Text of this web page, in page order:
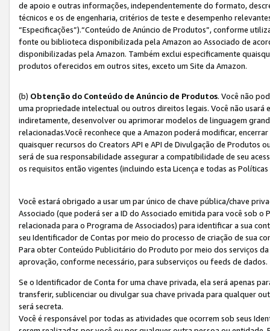
de apoio e outras informações, independentemente do formato,
técnicos e os de engenharia, critérios de teste e desempenho
“Especificações”).“Conteúdo de Anúncio de Produtos”, conforme
fonte ou biblioteca disponibilizada pela Amazon ao Associado de
disponibilizadas pela Amazon. Também exclui especificamente
produtos oferecidos em outros sites, exceto um Site da Amazon.
(b) Obtenção do Conteúdo de Anúncio de Produtos. Você não
uma propriedade intelectual ou outros direitos legais. Você não
indiretamente, desenvolver ou aprimorar modelos de linguagem
relacionadas.Você reconhece que a Amazon poderá modificar,
quaisquer recursos do Creators API e API de Divulgação de Produtos
será de sua responsabilidade assegurar a compatibilidade de seu
os requisitos então vigentes (incluindo esta Licença e todas as
Você estará obrigado a usar um par único de chave pública/chave
Associado (que poderá ser a ID do Associado emitida para você sob
relacionada para o Programa de Associados) para identificar a sua
seu Identificador de Contas por meio do processo de criação de sua
Para obter Conteúdo Publicitário do Produto por meio dos serviços
aprovação, conforme necessário, para subserviços ou feeds de dados.
Se o Identificador de Conta for uma chave privada, ela será apenas
transferir, sublicenciar ou divulgar sua chave privada para qualquer
será secreta.
Você é responsável por todas as atividades que ocorrem sob seus